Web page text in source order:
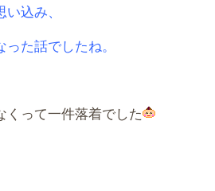
込み、
た話でしたね。
くって一件落着でした